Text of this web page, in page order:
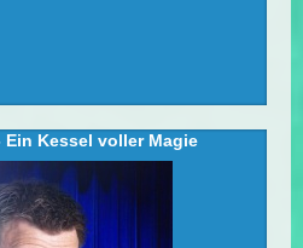
Kessel voller Magie